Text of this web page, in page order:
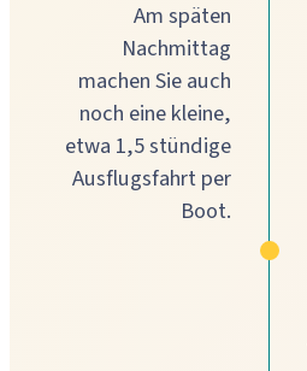
Am späten
Nachmittag
machen Sie auch
noch eine kleine,
etwa 1,5 stündige
Ausflugsfahrt per
Boot.